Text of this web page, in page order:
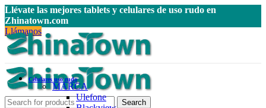
Llévate las mejores tablets y celulares de uso rudo en
Zhinatown.com
Llámanos
Search
Celulares uso rudo
MARCA
Ulefone